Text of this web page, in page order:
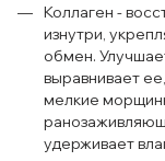
Коллаген -
изнутри,
обмен.
выравнивает
мелкие
удерживает